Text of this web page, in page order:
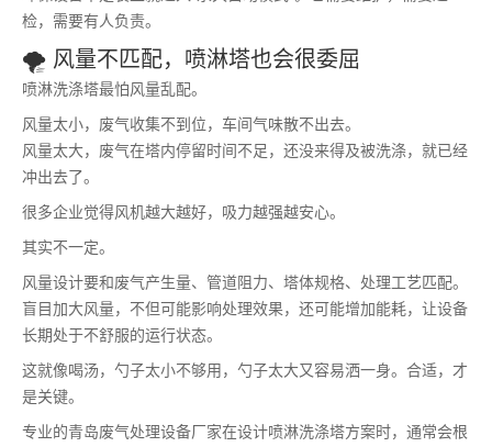
检，需要有人负责。
🌪️ 风量不匹配，喷淋塔也会很委屈
喷淋洗涤塔最怕风量乱配。
风量太小，废气收集不到位，车间气味散不出去。
风量太大，废气在塔内停留时间不足，还没来得及被洗涤，就已经
冲出去了。
很多企业觉得风机越大越好，吸力越强越安心。
其实不一定。
风量设计要和废气产生量、管道阻力、塔体规格、处理工艺匹配。
盲目加大风量，不但可能影响处理效果，还可能增加能耗，让设备
长期处于不舒服的运行状态。
这就像喝汤，勺子太小不够用，勺子太大又容易洒一身。合适，才
是关键。
专业的青岛废气处理设备厂家在设计喷淋洗涤塔方案时，通常会根